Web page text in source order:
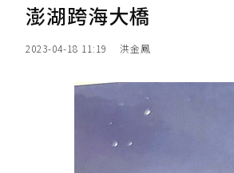
澎湖跨海大橋
2023-04-18 11:19 洪金鳳